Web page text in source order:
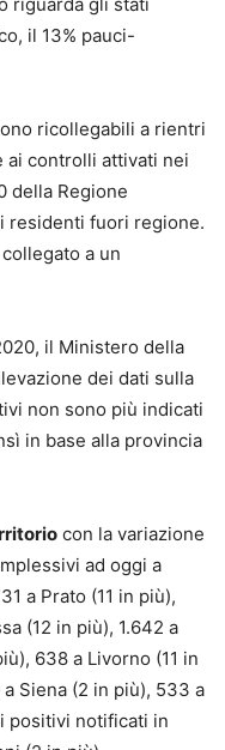
il 13% pauci-
ricollegabili a rientri
ai controlli attivati nei
della Regione
residenti fuori regione.
a un
il Ministero della
dei dati sulla
non sono più indicati
in base alla provincia
con la variazione
ad oggi a
a Prato (11 in più),
(12 in più), 1.642 a
638 a Livorno (11 in
Siena (2 in più), 533 a
positivi notificati in